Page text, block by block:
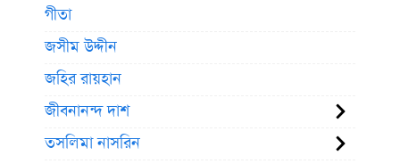
গীতা
জসীম উদ্দীন
জহির রায়হান
জীবনানন্দ দাশ
তসলিমা নাসরিন